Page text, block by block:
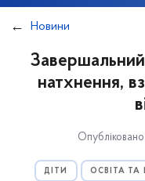
Новини
натхнення,
ДІТИ ОСВІТА ТА